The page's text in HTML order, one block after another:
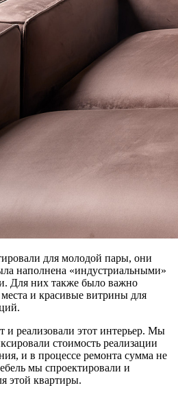
для молодой пары, они
наполнена «индустриальными»
Для них также было важно
и красивые витрины для
и реализовали этот интерьер. Мы
стоимость реализации
и в процессе ремонта сумма не
мы спроектировали и
этой квартиры.